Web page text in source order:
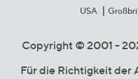
USA
Copyright © 2001 -
Für die Richtigkeit der